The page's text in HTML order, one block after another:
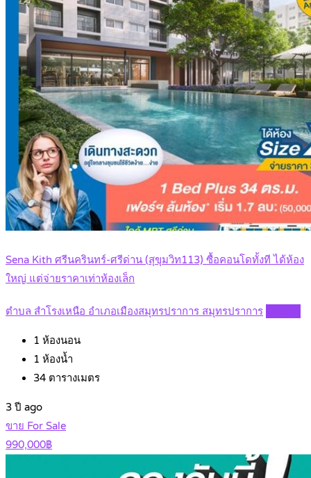
Sena Kith ศรีนครินทร์-ศรีด่าน (สุขุมวิท113) ซื้อคอนโดทั้งที ได้ห้อง
ใหญ่ แต่จ่ายราคาเท่าห้องเล็ก
ตำบล สำโรงเหนือ อำเภอเมืองสมุทรปราการ สมุทรปราการ
1 ห้องนอน
1 ห้องน้ำ
34 ตารางเมตร
3 ปี ago
ขาย For Sale
990,000฿